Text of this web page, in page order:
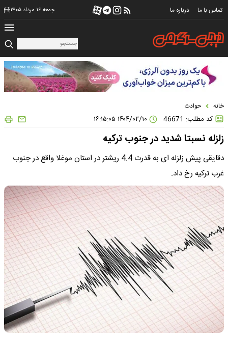
تماس با ما درباره ما جمعه ۱۶ مرداد ۱۴۰۵
خانه حوادث
کد مطلب: 46671
زلزله نسبتا شدید در جنوب ترکیه
دقایقی پیش زلزله ای به قدرت 4.4 ریشتر در استان موغلا واقع در جنوب
غرب ترکیه رخ داد.